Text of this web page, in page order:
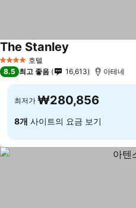
4 성급 호텔
The Stanley
8.5 최고 좋음 16,613 아테네
최저가 ₩280,856
8개 사이트의 요금 보기